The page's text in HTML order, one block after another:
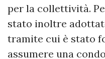
per la collettività.
stato inoltre
tramite cui è stato
assumere una